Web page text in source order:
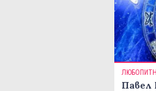
Павел